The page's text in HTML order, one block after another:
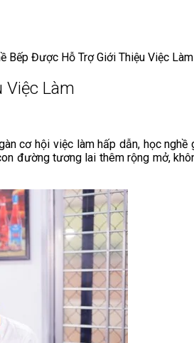
Bếp Được Hỗ Trợ Giới Thiệu Việc Làm
Việc Làm
cơ hội việc làm hấp dẫn, học
đường tương lai thêm rộng mở,